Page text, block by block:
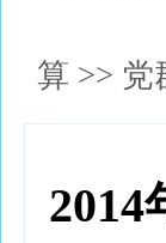
算 >> 党
2014